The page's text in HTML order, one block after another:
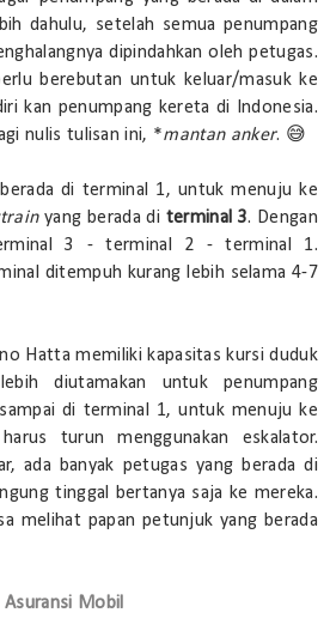
dahulu, setelah semua penumpang
dipindahkan oleh petugas.
berebutan untuk keluar/masuk ke
kan penumpang kereta di Indonesia.
nulis tulisan ini, *mantan anker. 😅
di terminal 1, untuk menuju ke
yang berada di terminal 3. Dengan
3 - terminal 2 - terminal 1.
ditempuh kurang lebih selama 4-7
Hatta memiliki kapasitas kursi duduk
diutamakan untuk penumpang
di terminal 1, untuk menuju ke
turun menggunakan eskalator.
ada banyak petugas yang berada di
tinggal bertanya saja ke mereka.
melihat papan petunjuk yang berada
Mobil